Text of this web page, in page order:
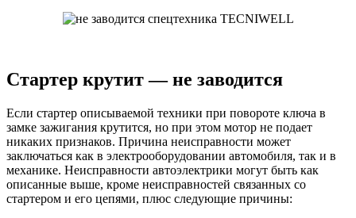
Стартер крутит — не заводится
Если стартер описываемой техники при повороте ключа в
замке зажигания крутится, но при этом мотор не подает
никаких признаков. Причина неисправности может
заключаться как в электрооборудовании автомобиля, так и в
механике. Неисправности автоэлектрики могут быть как
описанные выше, кроме неисправностей связанных со
стартером и его цепями, плюс следующие причины: